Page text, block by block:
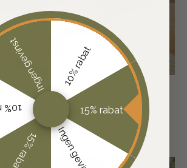
altid en god handel
SHOP JAFI PRIS
10% rabat
15% rabat
Ingen gevinst
15% rabat
Ingen gevinst